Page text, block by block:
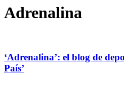
Adrenalina
‘Adrenalina’: el blog de
País’